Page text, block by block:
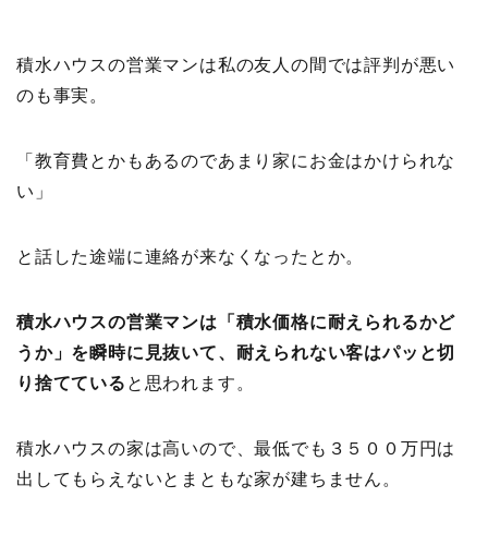
積水ハウスの営業マンは私の友人の間では評判が悪い
のも事実。
「教育費とかもあるのであまり家にお金はかけられな
い」
と話した途端に連絡が来なくなったとか。
積水ハウスの営業マンは「積水価格に耐えられるかど
うか」を瞬時に見抜いて、耐えられない客はパッと切
り捨てている と思われます。
積水ハウスの家は高いので、最低でも３５００万円は
出してもらえないとまともな家が建ちません。